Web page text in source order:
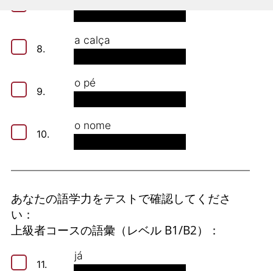
8.
a calça
9.
o pé
10.
o nome
あなたの語学力をテストで確認してくださ
い：
上級者コースの語彙（レベル B1/B2）：
11.
já